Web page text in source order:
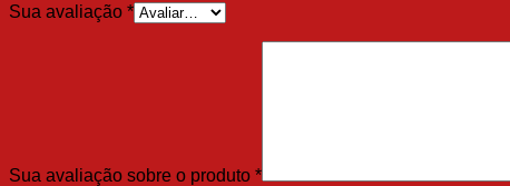
Sua avaliação *
Sua avaliação sobre o produto *